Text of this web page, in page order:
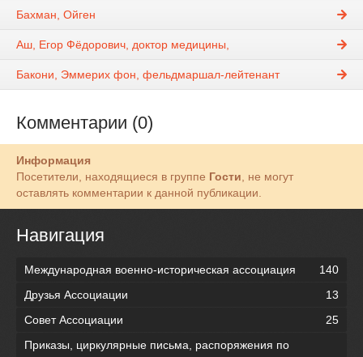
Бахман, Ойген
Аш, Егор Фёдорович, доктор медицины,
Бакони, Эммерих фон, фельдмаршал-лейтенант
Комментарии (0)
Информация
Посетители, находящиеся в группе Гости, не могут
оставлять комментарии к данной публикации.
Навигация
Международная военно-историческая ассоциация
140
Друзья Ассоциации
13
Совет Ассоциации
25
Приказы, циркулярные письма, распоряжения по